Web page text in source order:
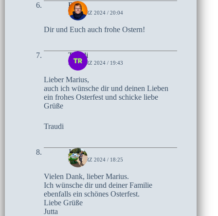
Birte
30. MÄRZ 2024 / 20:04
Dir und Euch auch frohe Ostern!
Traudi
30. MÄRZ 2024 / 19:43
Lieber Marius,
auch ich wünsche dir und deinen Lieben
ein frohes Osterfest und schicke liebe
Grüße
Traudi
Jutta
30. MÄRZ 2024 / 18:25
Vielen Dank, lieber Marius.
Ich wünsche dir und deiner Familie
ebenfalls ein schönes Osterfest.
Liebe Grüße
Jutta